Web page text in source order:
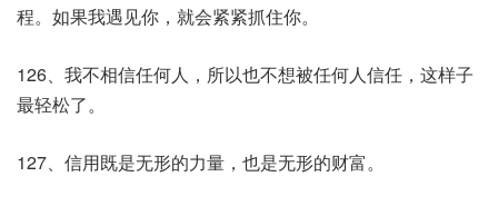
程。如果我遇见你，就会紧紧抓住你。
126、我不相信任何人，所以也不想被任何人信任，这样子
最轻松了。
127、信用既是无形的力量，也是无形的财富。